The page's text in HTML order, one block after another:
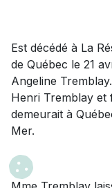
Est décédé à La
de Québec le 21
Angeline
Henri Tremblay et
demeurait à
Mer.